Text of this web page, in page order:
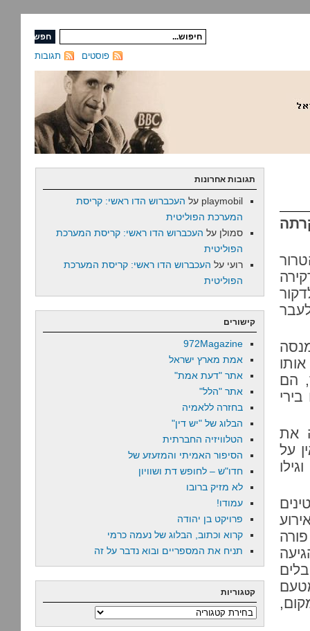
תגובות פוסטים
הם
את
על
תגובות אחרונות
playmobil על העכברוש הדו ראשי: קריסת
המערכת הפוליטית
סמולן על העכברוש הדו ראשי: קריסת המערכת
הפוליטית
רועי על העכברוש הדו ראשי: קריסת המערכת
הפוליטית
קישורים
972Magazine
אמת מארץ ישראל
אתר "דעת אמת"
אתר "הלל"
בחזרה ללאמיה
הבלוג של "יש דין"
הטלוויזיה החברתית
הסיפור האמיתי והמזעזע של
חדו"ש – לחופש דת ושוויון
לא מזיק ברובו
עמודו!
פרויקט בן יהודה
קרוא וכתוב, הבלוג של נעמה כרמי
תניח את המספריים ובוא נדבר על זה
קטגוריות
קטגוריות